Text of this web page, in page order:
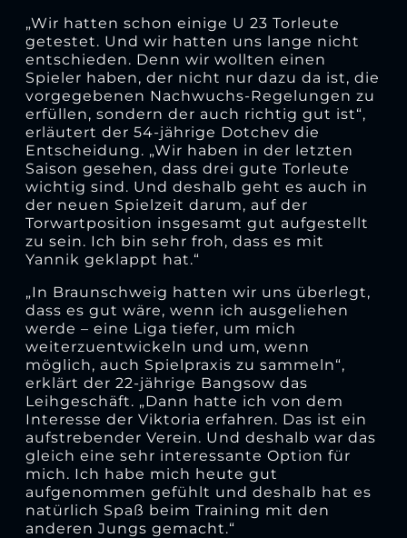
„Wir hatten schon einige U 23 Torleute
getestet. Und wir hatten uns lange nicht
entschieden. Denn wir wollten einen
Spieler haben, der nicht nur dazu da ist, die
vorgegebenen Nachwuchs-Regelungen zu
erfüllen, sondern der auch richtig gut ist“,
erläutert der 54-jährige Dotchev die
Entscheidung. „Wir haben in der letzten
Saison gesehen, dass drei gute Torleute
wichtig sind. Und deshalb geht es auch in
der neuen Spielzeit darum, auf der
Torwartposition insgesamt gut aufgestellt
zu sein. Ich bin sehr froh, dass es mit
Yannik geklappt hat.“
„In Braunschweig hatten wir uns überlegt,
dass es gut wäre, wenn ich ausgeliehen
werde – eine Liga tiefer, um mich
weiterzuentwickeln und um, wenn
möglich, auch Spielpraxis zu sammeln“,
erklärt der 22-jährige Bangsow das
Leihgeschäft. „Dann hatte ich von dem
Interesse der Viktoria erfahren. Das ist ein
aufstrebender Verein. Und deshalb war das
gleich eine sehr interessante Option für
mich. Ich habe mich heute gut
aufgenommen gefühlt und deshalb hat es
natürlich Spaß beim Training mit den
anderen Jungs gemacht.“